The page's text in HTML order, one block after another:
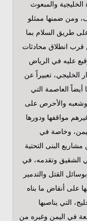
الخليجية والمبعوث
ومن ضمنها ممثلو
طريق السلام بما
قرب انطلاق محادثات
عليه في الرياض
الخليجي، تعبيراً عن
أيضاً العاصمة التي
وشعبه والأحرص على
مواقفها ودورها
وخاصة في
البنى التحتية
الشقيق وتقدمه، في
القتل والتدمير
على أنقاض ما بناه
التي يناصبها
في اليمن وغيره من